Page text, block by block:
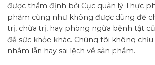
được thẩm định bởi Cục quản lý Thực
phẩm cũng như không được dùng để
trị, chữa trị, hay phòng ngừa bệnh tật
đề sức khỏe khác. Chúng tôi không
nhầm lẫn hay sai lệch về sản phẩm.